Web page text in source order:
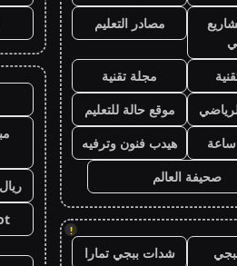
مصادر التعليم
مجلة تقنية
موقع حالة للتعليم
هيدب فنون وترفيه
صحيفة العالم
!
شدات ببجي تمارا